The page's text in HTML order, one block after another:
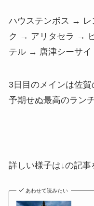
ハウステンボス →
ク → アリタセラ →
テル → 唐津シーサイ
3日目のメインは佐賀
予期せぬ最高のラン
詳しい様子は↓の記事
あわせて読みたい